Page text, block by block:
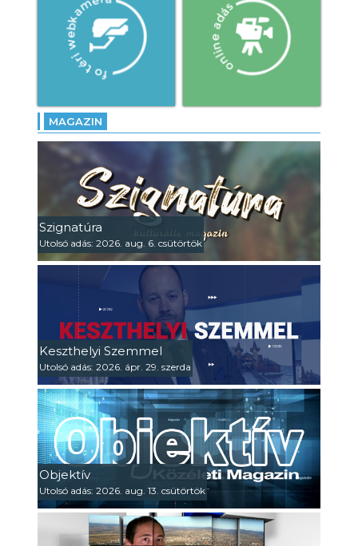
MAGAZIN
Szignatúra
Utolsó adás: 2026. aug. 6. csütörtök
Keszthelyi Szemmel
Utolsó adás: 2026. ápr. 29. szerda
Objektív
Utolsó adás: 2026. aug. 13. csütörtök